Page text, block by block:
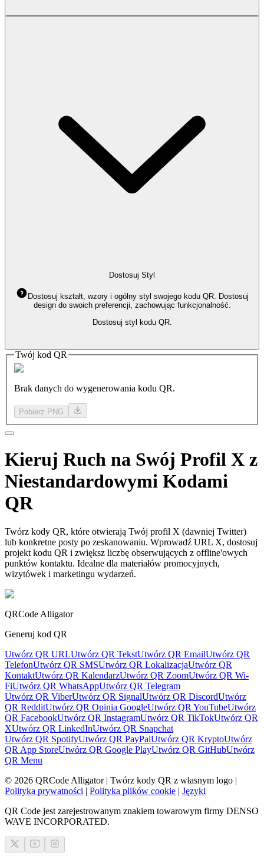
Dostosuj Styl
Dostosuj kształt, wzory i ogólny styl swojego kodu QR. Dostosuj
design do swoich preferencji, zachowując funkcjonalność.
Dostosuj styl kodu QR.
Twój kod QR
Brak danych do wygenerowania kodu QR.
Pobierz PNG
Kieruj Ruch na Swój Profil X z
Niestandardowymi Kodami
QR
Twórz kody QR, które otwierają Twój profil X (dawniej Twitter)
lub konkretne posty po zeskanowaniu. Wprowadź URL X, dostosuj
projekt kodu QR i zwiększ liczbę obserwujących z offline'owych
punktów kontaktu. Idealne dla materiałów promocyjnych,
wizytówek i marketingu wydarzeń.
QRCode Alligator
Generuj kod QR
Utwórz QR URLUtwórz QR TekstUtwórz QR EmailUtwórz QR
TelefonUtwórz QR SMSUtwórz QR LokalizacjaUtwórz QR
KontaktUtwórz QR KalendarzUtwórz QR ZoomUtwórz QR Wi-
FiUtwórz QR WhatsAppUtwórz QR Telegram
Utwórz QR ViberUtwórz QR SignalUtwórz QR DiscordUtwórz
QR RedditUtwórz QR Opinia GoogleUtwórz QR YouTubeUtwórz
QR FacebookUtwórz QR InstagramUtwórz QR TikTokUtwórz QR
XUtwórz QR LinkedInUtwórz QR Snapchat
Utwórz QR SpotifyUtwórz QR PayPalUtwórz QR KryptoUtwórz
QR App StoreUtwórz QR Google PlayUtwórz QR GitHubUtwórz
QR Menu
© 2026 QRCode Alligator | Twórz kody QR z własnym logo |
Polityka prywatności | Polityka plików cookie | Języki
QR Code jest zarejestrowanym znakiem towarowym firmy DENSO
WAVE INCORPORATED.